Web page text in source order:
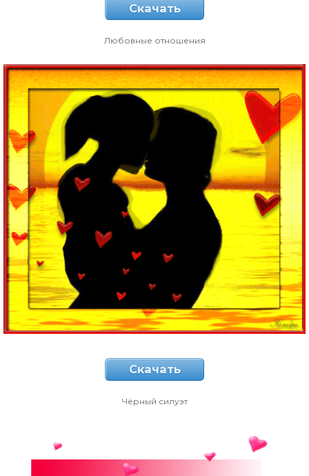
Скачать
Любовные отношения
Скачать
Чёрный силуэт